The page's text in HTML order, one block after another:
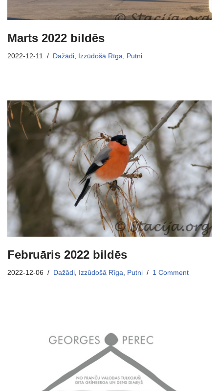
Marts 2022 bildēs
2022-12-11 Dažādi Izzūdošā Rīga Putni
Februāris 2022 bildēs
2022-12-06 Dažādi, Izzūdošā Rīga, Putni 1 Comment